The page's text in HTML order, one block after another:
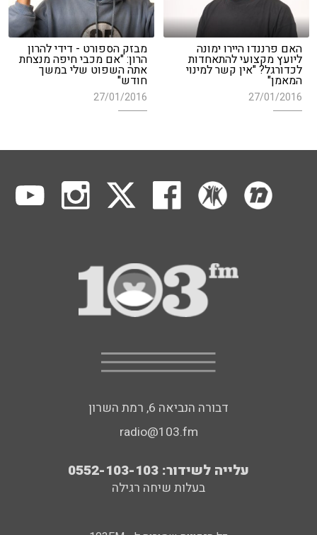
האם פרננדו היירו ימונה
ליועץ מקצועי להתאחדות
לכדורגל? "אין קשר למינוי
המאמן"
27/01/2016
מבזק הספורט - דידי להרון
הרון: "אם מכבי חיפה מנצחת
אתה השפוט שלי במשך
חודש"
27/01/2016
דבורה הנביאה 6, רמת השרון
radio@103.fm
עלייה לשידור: 0552-103-103
בעלות שיחה רגילה